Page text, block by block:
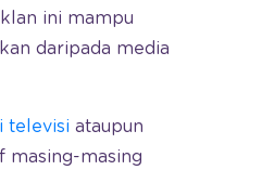
ini mampu
daripada media
televisi ataupun
masing-masing